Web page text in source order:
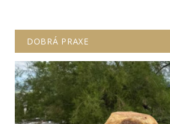
DOBRÁ PRAXE